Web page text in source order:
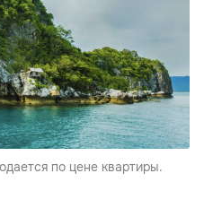
по цене квартиры.